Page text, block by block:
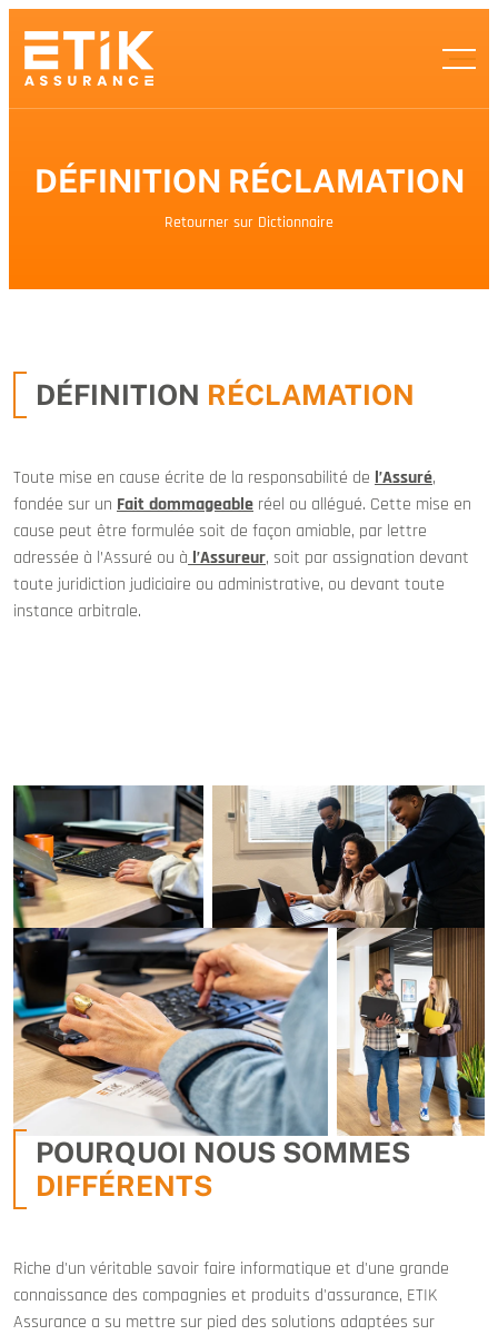
DÉFINITION RÉCLAMATION
Retourner sur Dictionnaire
DÉFINITION RÉCLAMATION
Toute mise en cause écrite de la responsabilité de l’Assuré,
fondée sur un Fait dommageable réel ou allégué. Cette mise en
cause peut être formulée soit de façon amiable, par lettre
adressée à l’Assuré ou à l’Assureur, soit par assignation devant
toute juridiction judiciaire ou administrative, ou devant toute
instance arbitrale.
POURQUOI NOUS SOMMES
DIFFÉRENTS
Riche d'un véritable savoir faire informatique et d'une grande
connaissance des compagnies et produits d'assurance, ETIK
Assurance a su mettre sur pied des solutions adaptées sur